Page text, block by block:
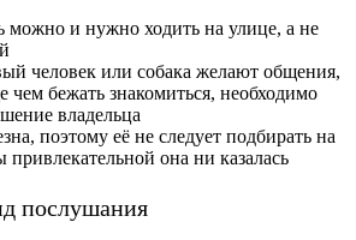
можно и нужно ходить на улице, а не
человек или собака желают общения,
чем бежать знакомиться, необходимо
владельца
поэтому её не следует подбирать на
привлекательной она ни казалась
послушания